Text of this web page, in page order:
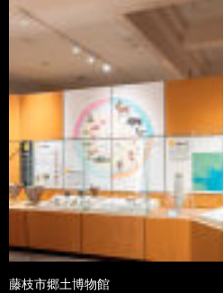
藤枝市郷土博物館